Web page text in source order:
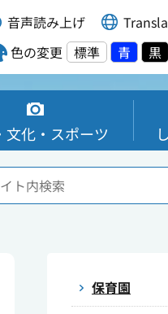
音声読み上げ
色の変更 標準 青 黒
文化・スポーツ
保育園